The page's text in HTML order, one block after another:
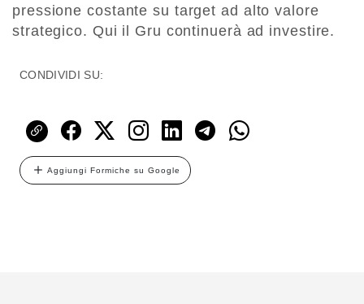
pressione costante su target ad alto valore
strategico. Qui il Gru continuerà ad investire.
CONDIVIDI SU:
Aggiungi Formiche su Google